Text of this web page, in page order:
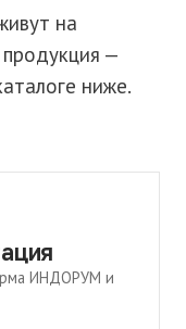
на
—
ниже.
ИНДОРУМ и